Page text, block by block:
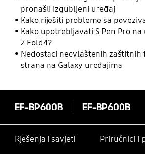
pronašli izgubljeni uređaj
Kako riješiti probleme sa
Kako upotrebljavati S Pen Pro na
Z Fold4?
Nedostaci neovlaštenih zaštitnih
strana na Galaxy uređajima
EF-BP600B EF-BP600B
Rješenja i savjeti Priručnici i